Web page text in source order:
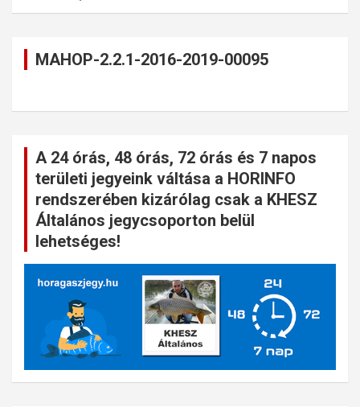
MAHOP-2.2.1-2016-2019-00095
A 24 órás, 48 órás, 72 órás és 7 napos
területi jegyeink váltása a HORINFO
rendszerében kizárólag csak a KHESZ
Általános jegycsoporton belül
lehetséges!